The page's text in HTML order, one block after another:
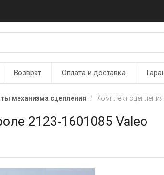
Возврат Оплата и доставка
механизма сцепления Комплект
2123-1601085 Valeo